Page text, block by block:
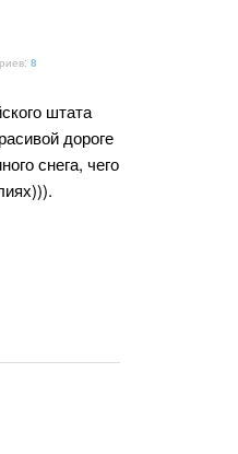
8
штата
дороге
снега, чего